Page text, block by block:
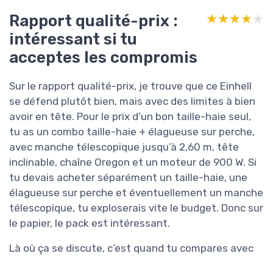
Rapport qualité-prix :
intéressant si tu
acceptes les compromis
★★★★★
★★★★★
Sur le rapport qualité-prix, je trouve que ce Einhell
se défend plutôt bien, mais avec des limites à bien
avoir en tête. Pour le prix d’un bon taille-haie seul,
tu as un combo taille-haie + élagueuse sur perche,
avec manche télescopique jusqu’à 2,60 m, tête
inclinable, chaîne Oregon et un moteur de 900 W. Si
tu devais acheter séparément un taille-haie, une
élagueuse sur perche et éventuellement un manche
télescopique, tu exploserais vite le budget. Donc sur
le papier, le pack est intéressant.
Là où ça se discute, c’est quand tu compares avec